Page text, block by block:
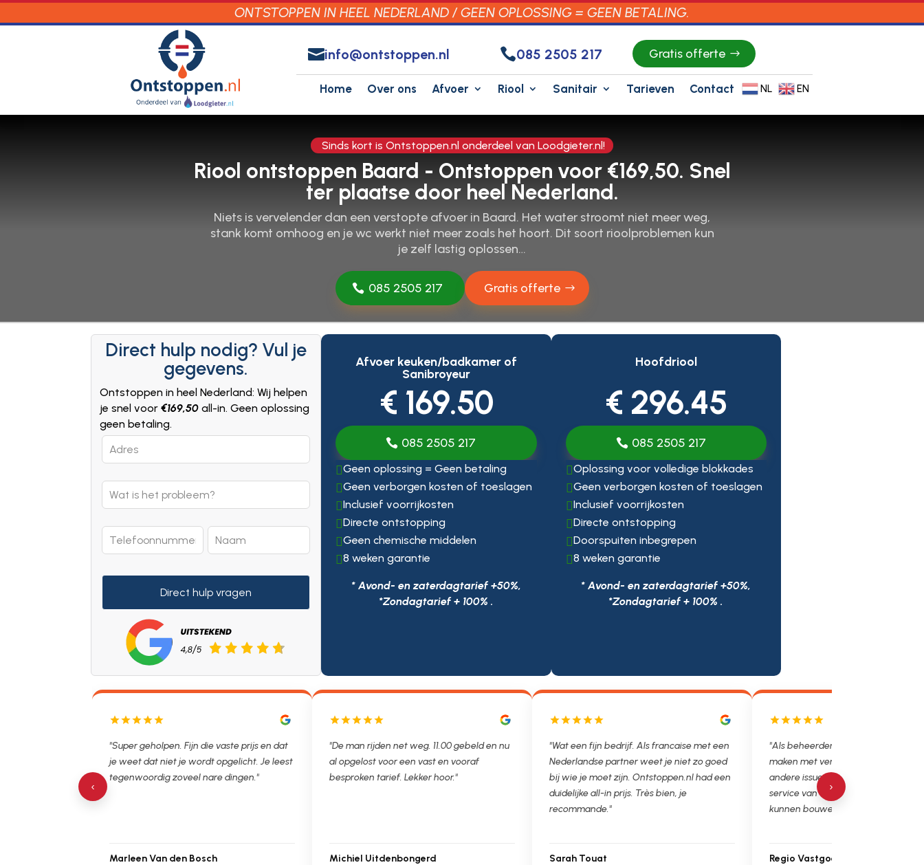
ONTSTOPPEN IN HEEL NEDERLAND / GEEN OPLOSSING = GEEN BETALING.
info@ontstoppen.nl 085 2505 217 Gratis offerte
Home Over ons Afvoer Riool Sanitair Tarieven Contact NL EN
Sinds kort is Ontstoppen.nl onderdeel van Loodgieter.nl!
Riool ontstoppen Baard - Ontstoppen voor €169,50. Snel
ter plaatse door heel Nederland.
Niets is vervelender dan een verstopte afvoer in Baard.​ Het water stroomt niet meer weg,
stank komt omhoog en je wc werkt niet meer zoals het hoort.​ Dit soort rioolproblemen kun
je zelf lastig oplossen…
085 2505 217 Gratis offerte
Direct hulp nodig? Vul je
gegevens.
Ontstoppen in heel Nederland: Wij helpen
je snel voor €169,50 all-in. Geen oplossing
geen betaling.
Leave
this
blank
Direct hulp vragen
Afvoer keuken/badkamer of
Sanibroyeur
€ 169.50
085 2505 217
Geen oplossing = Geen betaling
Geen verborgen kosten of toeslagen
Inclusief voorrijkosten
Directe ontstopping
Geen chemische middelen
8 weken garantie
* Avond- en zaterdagtarief +50%,
*Zondagtarief + 100% .
Hoofdriool
€ 296.45
085 2505 217
Oplossing voor volledige blokkades
Geen verborgen kosten of toeslagen
Inclusief voorrijkosten
Directe ontstopping
Doorspuiten inbegrepen
8 weken garantie
* Avond- en zaterdagtarief +50%,
*Zondagtarief + 100% .
"Super geholpen. Fijn die vaste prijs en dat
je weet dat niet je wordt opgelicht. Je leest
tegenwoordig zoveel nare dingen."
Marleen Van den Bosch
"De man rijden net weg. 11.00 gebeld en nu
al opgelost voor een vast en vooraf
besproken tarief. Lekker hoor."
Michiel Uitdenbongerd
"Wat een fijn bedrijf. Als francaise met een
Nederlandse partner weet je niet zo goed
bij wie je moet zijn. Ontstoppen.nl had een
duidelijke all-in prijs. Très bien, je
recommande."
Sarah Touat
"Als beheerder hebben we helaas
maken met verstoppingen,
andere issues. Het is super fijn dat
service van Ontstoppen.nl en
kunnen bouwen. Ga zo door!"
Regio Vastgoedbeheer
‹ ›